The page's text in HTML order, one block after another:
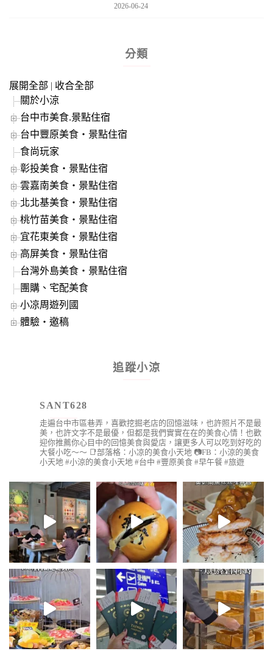
2026-06-24
分類
展開全部 | 收合全部
關於小涼
台中市美食.景點住宿
台中豐原美食‧景點住宿
食尚玩家
彰投美食‧景點住宿
雲嘉南美食‧景點住宿
北北基美食‧景點住宿
桃竹苗美食‧景點住宿
宜花東美食‧景點住宿
高屏美食‧景點住宿
台灣外島美食‧景點住宿
團購、宅配美食
小凉周遊列國
體驗‧邀稿
追蹤小涼
SANT628
走遍台中市區巷弄，喜歡挖掘老店的回憶滋味，也許照片不是最
美，也許文字不是最優，但都是我們實實在在的美食心情！也歡
迎你推薦你心目中的回憶美食與愛店，讓更多人可以吃到好吃的
大餐小吃～～ 📑部落格：小凉的美食小天地 📷FB：小涼的美食
小天地 #小涼的美食小天地 #台中 #豐原美食 #早午餐 #旅遊